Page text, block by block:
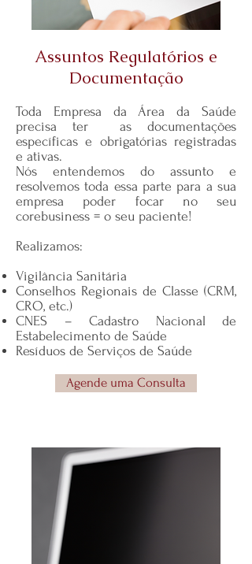
Assuntos Regulatórios e
Documentação
Toda Empresa da Área da Saúde
precisa ter as documentações
específicas e obrigatórias registradas
e ativas.
Nós entendemos do assunto e
resolvemos toda essa parte para a sua
empresa poder focar no seu
corebusiness = o seu paciente!
Realizamos:
Vigilância Sanitária
Conselhos Regionais de Classe (CRM,
CRO, etc.)
CNES – Cadastro Nacional de
Estabelecimento de Saúde
Resíduos de Serviços de Saúde
Agende uma Consulta